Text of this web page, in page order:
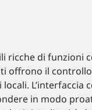
ricche di funzioni
offrono il
L’interfaccia
in modo